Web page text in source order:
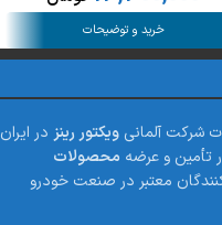
خرید و توضیحات
شرکت آلمانی ویکتور رینز در ایران
تأمین و عرضه محصولات
معتبر در صنعت خودرو